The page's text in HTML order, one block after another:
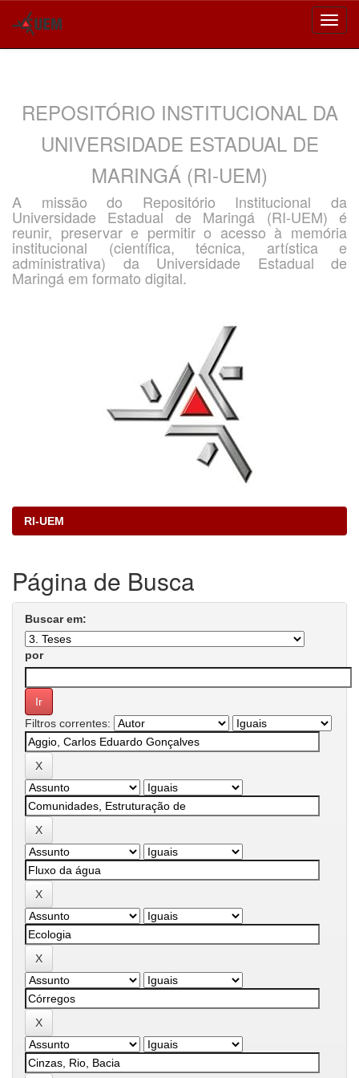
REPOSITÓRIO INSTITUCIONAL DA
UNIVERSIDADE ESTADUAL DE
MARINGÁ (RI-UEM)
A missão do Repositório Institucional da
Universidade Estadual de Maringá (RI-UEM) é
reunir, preservar e permitir o acesso à memória
institucional (científica, técnica, artística e
administrativa) da Universidade Estadual de
Maringá em formato digital.
RI-UEM
Página de Busca
Buscar em:
por
Filtros correntes: